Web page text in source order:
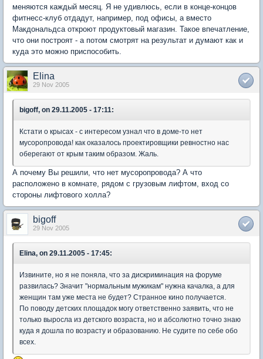
меняются каждый месяц. Я не удивлюсь, если в конце-концов
фитнесс-клуб отдадут, например, под офисы, а вместо
Макдональдса откроют продуктовый магазин. Такое впечатление,
что они построят - а потом смотрят на результат и думают как и
куда это можно приспособить.
Elina
29 Nov 2005
bigoff, on 29.11.2005 - 17:11:
Кстати о крысах - с интересом узнал что в доме-то нет
мусоропровода! как оказалось проектировщики ревностно нас
оберегают от крым таким образом. Жаль.
А почему Вы решили, что нет мусоропровода? А что
расположено в комнате, рядом с грузовым лифтом, вход со
стороны лифтового холла?
bigoff
29 Nov 2005
Elina, on 29.11.2005 - 17:45:
Извините, но я не поняла, что за дискриминация на форуме
развилась? Значит "нормальным мужикам" нужна качалка, а для
женщин там уже места не будет? Странное кино получается.
По поводу детских площадок могу ответственно заявить, что не
только выросла из детского возраста, но и абсолютно точно знаю
куда я дошла по возрасту и образованию. Не судите по себе обо
всех.